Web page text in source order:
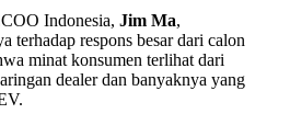
Indonesia, Jim Ma,
terhadap respons besar dari calon
minat konsumen terlihat dari
dealer dan banyaknya yang